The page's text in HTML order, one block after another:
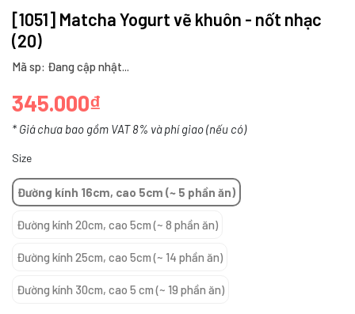
[1051] Matcha Yogurt vẽ khuôn - nốt nhạc
(20)
Mã sp: Đang cập nhật...
345.000₫
* Giá chưa bao gồm VAT 8% và phí giao (nếu có)
Size
Đường kính 16cm, cao 5cm (~ 5 phần ăn)
Đường kính 20cm, cao 5cm (~ 8 phần ăn)
Đường kính 25cm, cao 5cm (~ 14 phần ăn)
Đường kính 30cm, cao 5 cm (~ 19 phần ăn)